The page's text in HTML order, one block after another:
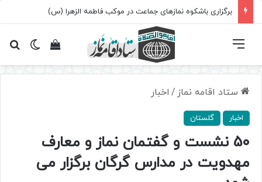
برگزاری باشکوه نمازهای جماعت در موکب فاطمه الزهرا (س)
تغییرمشاهده فهرست
ستاد اقامه نماز / اخبار
اخبار گلستان
50 نشست و گفتمان نماز و معارف
مهدویت در مدارس گرگان برگزار می